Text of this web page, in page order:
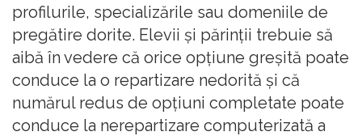
profilurile, specializările sau domeniile de
pregătire dorite. Elevii și părinții trebuie să
aibă în vedere că orice opțiune greșită poate
conduce la o repartizare nedorită și că
numărul redus de opțiuni completate poate
conduce la nerepartizare computerizată a